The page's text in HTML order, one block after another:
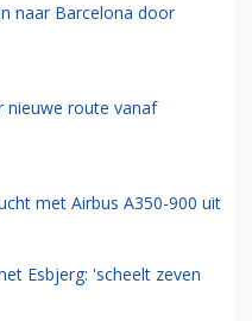
naar Barcelona door
nieuwe route vanaf
met Airbus A350-900 uit
Esbjerg: 'scheelt zeven